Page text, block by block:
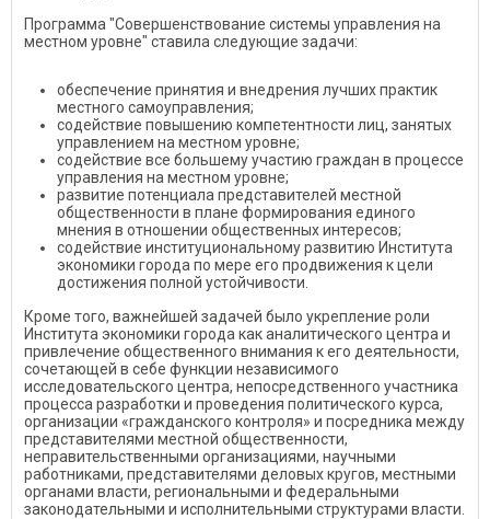
Программа "Совершенствование системы управления на
местном уровне" ставила следующие задачи:
обеспечение принятия и внедрения лучших практик
местного самоуправления;
содействие повышению компетентности лиц, занятых
управлением на местном уровне;
содействие все большему участию граждан в процессе
управления на местном уровне;
развитие потенциала представителей местной
общественности в плане формирования единого
мнения в отношении общественных интересов;
содействие институциональному развитию Института
экономики города по мере его продвижения к цели
достижения полной устойчивости.
Кроме того, важнейшей задачей было укрепление роли
Института экономики города как аналитического центра и
привлечение общественного внимания к его деятельности,
сочетающей в себе функции независимого
исследовательского центра, непосредственного участника
процесса разработки и проведения политического курса,
организации «гражданского контроля» и посредника между
представителями местной общественности,
неправительственными организациями, научными
работниками, представителями деловых кругов, местными
органами власти, региональными и федеральными
законодательными и исполнительными структурами власти.